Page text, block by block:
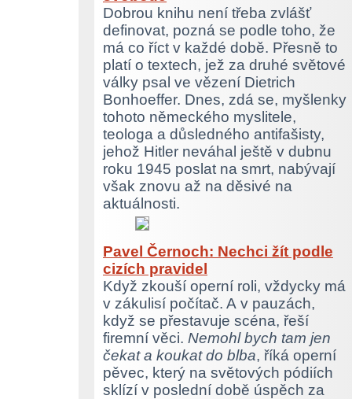
Dobrou knihu není třeba zvlášť
definovat, pozná se podle toho, že
má co říct v každé době. Přesně to
platí o textech, jež za druhé světové
války psal ve vězení Dietrich
Bonhoeffer. Dnes, zdá se, myšlenky
tohoto německého myslitele,
teologa a důsledného antifašisty,
jehož Hitler neváhal ještě v dubnu
roku 1945 poslat na smrt, nabývají
však znovu až na děsivé na
aktuálnosti.
Pavel Černoch: Nechci žít podle
cizích pravidel
Když zkouší operní roli, vždycky má
v zákulisí počítač. A v pauzách,
když se přestavuje scéna, řeší
firemní věci. Nemohl bych tam jen
čekat a koukat do blba, říká operní
pěvec, který na světových pódiích
sklízí v poslední době úspěch za